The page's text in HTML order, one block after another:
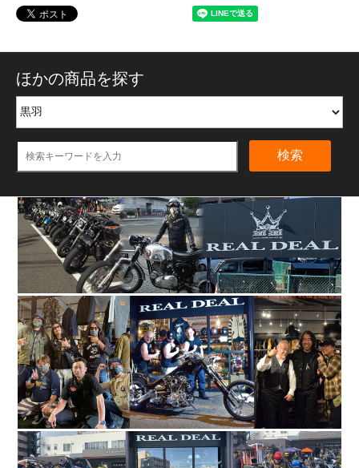
ほかの商品を探す
検索